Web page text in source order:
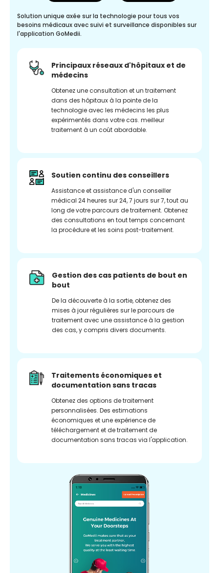
Solution unique axée sur la technologie pour tous vos
besoins médicaux avec suivi et surveillance disponibles sur
l'application GoMedii.
Principaux réseaux d'hôpitaux et de
médecins
Obtenez une consultation et un traitement
dans des hôpitaux à la pointe de la
technologie avec les médecins les plus
expérimentés dans votre cas. meilleur
traitement à un coût abordable.
Soutien continu des conseillers
Assistance et assistance d'un conseiller
médical 24 heures sur 24, 7 jours sur 7, tout au
long de votre parcours de traitement. Obtenez
des consultations en tout temps concernant
la procédure et les soins post-traitement.
Gestion des cas patients de bout en
bout
De la découverte à la sortie, obtenez des
mises à jour régulières sur le parcours de
traitement avec une assistance à la gestion
des cas, y compris divers documents.
Traitements économiques et
documentation sans tracas
Obtenez des options de traitement
personnalisées. Des estimations
économiques et une expérience de
téléchargement et de traitement de
documentation sans tracas via l'application.